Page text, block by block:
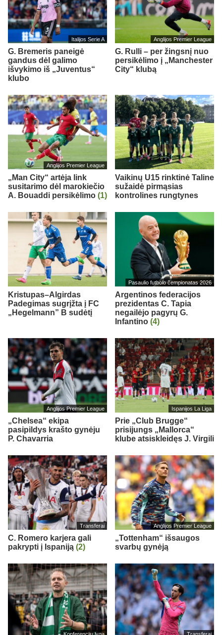
Italijos Serie A
G. Bremeris paneigė
gandus dėl galimo
išvykimo iš „Juventus“
klubo
Anglijos Premier League
G. Rulli – per žingsnį nuo
persikėlimo į „Manchester
City“ klubą
Anglijos Premier League
„Man City“ artėja link
susitarimo dėl marokiečio
A. Bouaddi persikėlimo (1)
Vaikinų U15 rinktinė Taline
sužaidė pirmąsias
kontrolines rungtynes
Kristupas–Algirdas
Padegimas sugrįžta į FC
„Hegelmann” B sudėtį
Pasaulio futbolo čempionatas 2026
Argentinos federacijos
prezidentas C. Tapia
negailėjo pagyrų G.
Infantino (4)
Anglijos Premier League
„Chelsea“ ekipa
pasipildys krašto gynėju
P. Chavarria
Ispanijos La Liga
Prie „Club Brugge“
prisijungs „Mallorca“
klube atsiskleidęs J. Virgili
Transferai
C. Romero karjera gali
pakrypti į Ispaniją (2)
Anglijos Premier League
„Tottenham“ išsaugos
svarbų gynėją